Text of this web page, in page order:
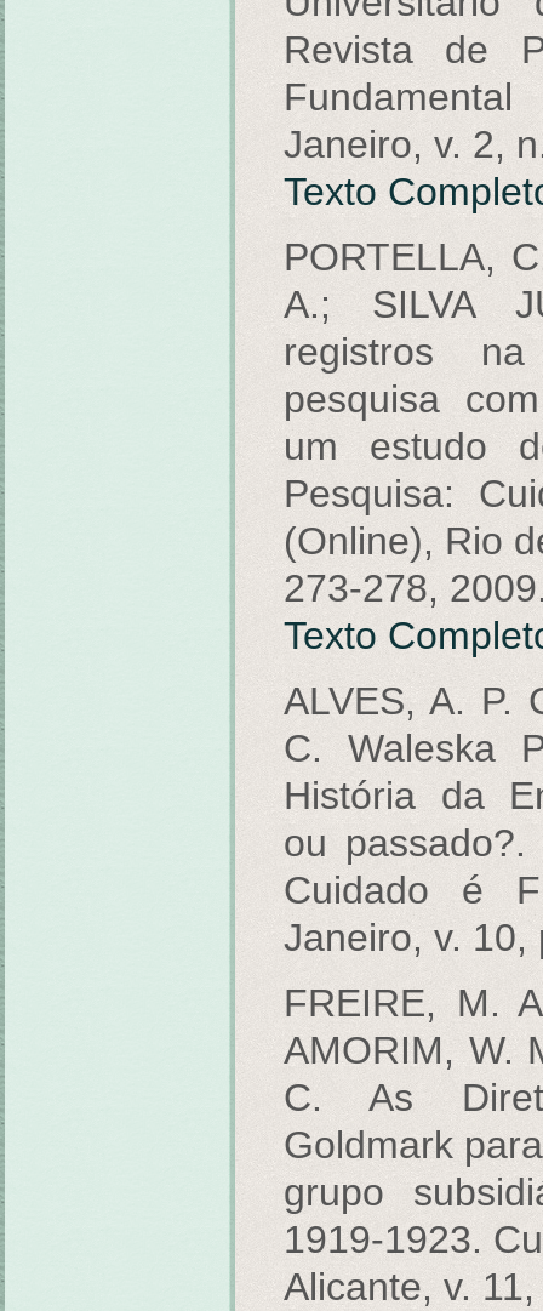
Revista de
Janeiro, v. 2,
Texto
PORTELLA,
A.; SILVA
registros
pesquisa
um estudo
Pesquisa:
(Online), Rio
273-278,
Texto
ALVES, A. P.
C. Waleska
História da
ou passado?.
Cuidado é
Janeiro, v. 10,
FREIRE, M.
AMORIM, W.
C. As
Goldmark
grupo
1919-1923.
Alicante, v.